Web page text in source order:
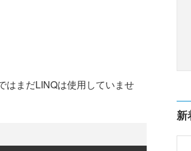
はまだLINQは使用していませ
新